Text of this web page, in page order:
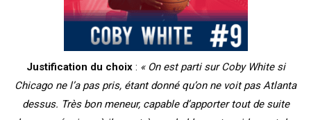
Justification du choix: « On est parti sur Coby White si
Chicago ne l’a pas pris, étant donné qu’on ne voit pas Atlanta
dessus. Très bon meneur, capable d’apporter tout de suite